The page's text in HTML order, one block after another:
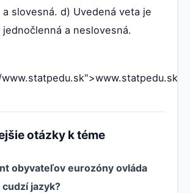
slovesná. d) Uvedená veta je
a neslovesná.
otázky k téme
obyvateľov eurozóny ovláda
jazyk?